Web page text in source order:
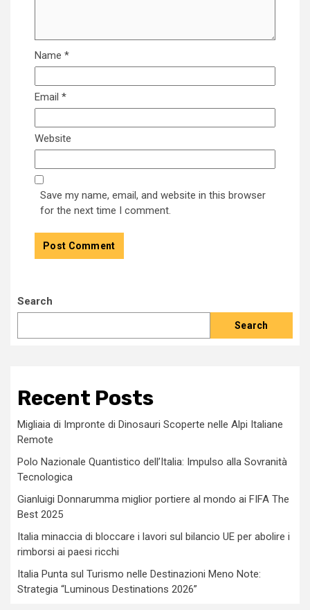
Name *
Email *
Website
Save my name, email, and website in this browser
for the next time I comment.
Search
Search
Recent Posts
Migliaia di Impronte di Dinosauri Scoperte nelle Alpi Italiane
Remote
Polo Nazionale Quantistico dell’Italia: Impulso alla Sovranità
Tecnologica
Gianluigi Donnarumma miglior portiere al mondo ai FIFA The
Best 2025
Italia minaccia di bloccare i lavori sul bilancio UE per abolire i
rimborsi ai paesi ricchi
Italia Punta sul Turismo nelle Destinazioni Meno Note:
Strategia “Luminous Destinations 2026”